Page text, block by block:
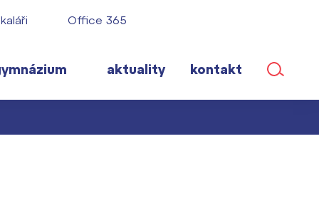
aktuality kontakt
Office 365